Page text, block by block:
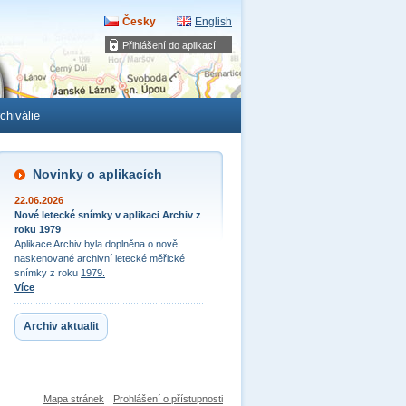
Přihlášení do aplikací
Česky English
Novinky o aplikacích
22.06.2026
Nové letecké snímky v aplikaci Archiv z
roku 1979
Aplikace Archiv byla doplněna o nově
naskenované archivní letecké měřické
snímky z roku 1979.
Více
Archiv aktualit
Mapa stránek Prohlášení o přístupnosti